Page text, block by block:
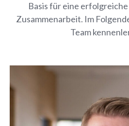
Basis für eine
Zusammenarbeit. Im
Team